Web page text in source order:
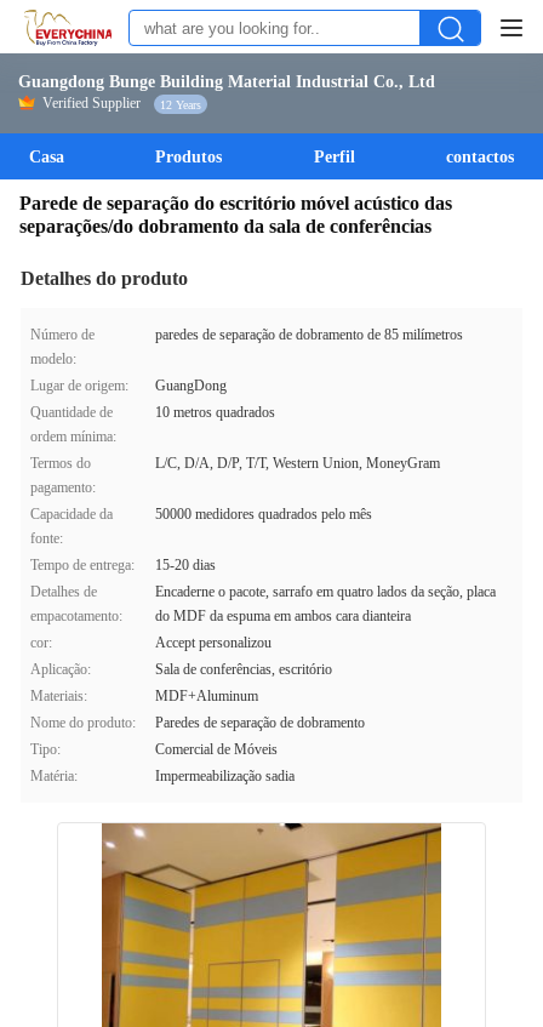
Guangdong Bunge Building Material Industrial Co., Ltd
Verified Supplier 12 Years
Casa Produtos Perfil contactos
Parede de separação do escritório móvel acústico das
separações/do dobramento da sala de conferências
Detalhes do produto
Número de
modelo:
paredes de separação de dobramento de 85 milímetros
Lugar de origem:
GuangDong
Quantidade de
ordem mínima:
10 metros quadrados
Termos do
pagamento:
L/C, D/A, D/P, T/T, Western Union, MoneyGram
Capacidade da
fonte:
50000 medidores quadrados pelo mês
Tempo de entrega:
15-20 dias
Detalhes de
empacotamento:
Encaderne o pacote, sarrafo em quatro lados da seção, placa
do MDF da espuma em ambos cara dianteira
cor:
Accept personalizou
Aplicação:
Sala de conferências, escritório
Materiais:
MDF+Aluminum
Nome do produto:
Paredes de separação de dobramento
Tipo:
Comercial de Móveis
Matéria:
Impermeabilização sadia